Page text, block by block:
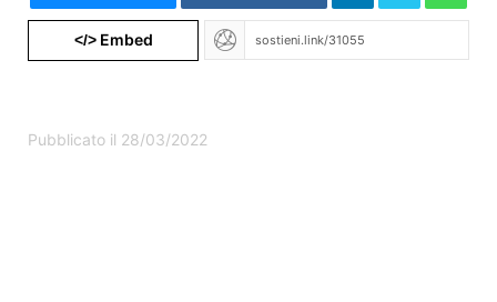
</>Embed
Pubblicato il 28/03/2022